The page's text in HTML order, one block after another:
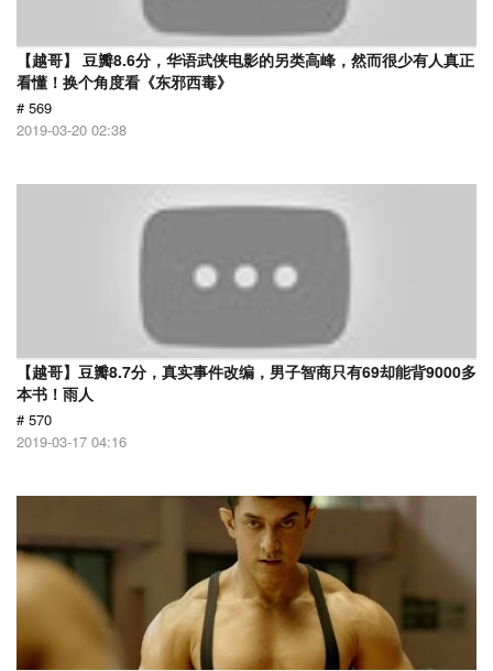
【越哥】 豆瓣8.6分，华语武侠电影的另类高峰，然而很少有人真正
看懂！换个角度看《东邪西毒》
# 569
2019-03-20 02:38
【越哥】豆瓣8.7分，真实事件改编，男子智商只有69却能背9000多
本书！雨人
# 570
2019-03-17 04:16